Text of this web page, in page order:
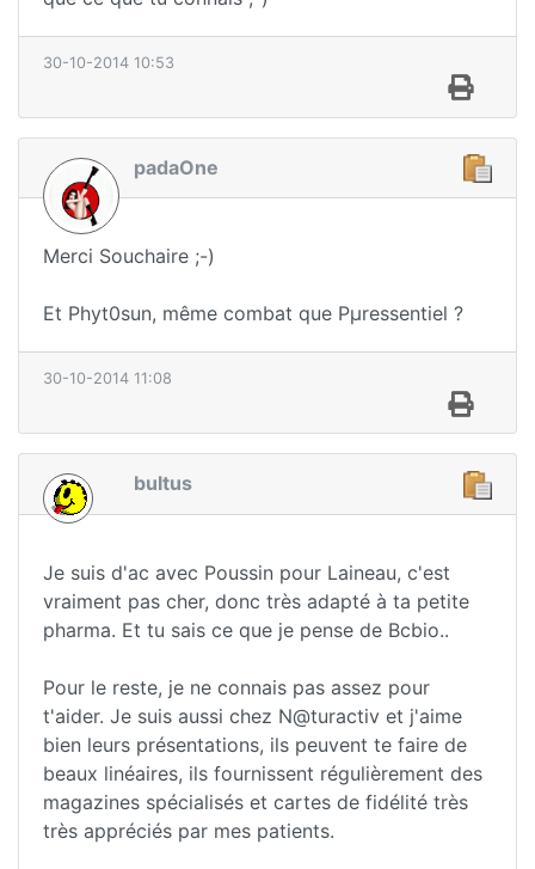
30-10-2014 10:53
padaOne
Merci Souchaire ;-)
Et Phyt0sun, même combat que Pµressentiel ?
30-10-2014 11:08
bultus
Je suis d'ac avec Poussin pour Laineau, c'est
vraiment pas cher, donc très adapté à ta petite
pharma. Et tu sais ce que je pense de Bcbio..
Pour le reste, je ne connais pas assez pour
t'aider. Je suis aussi chez N@turactiv et j'aime
bien leurs présentations, ils peuvent te faire de
beaux linéaires, ils fournissent régulièrement des
magazines spécialisés et cartes de fidélité très
très appréciés par mes patients.